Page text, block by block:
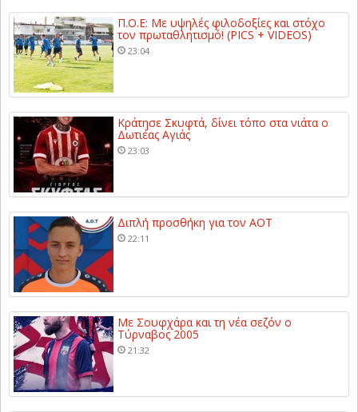
Π.Ο.Ε: Με υψηλές φιλοδοξίες και στόχο
τον πρωταθλητισμό! (PICS + VIDEOS)
23:04
Κράτησε Σκυφτά, δίνει τόπο στα νιάτα ο
Δωτιέας Αγιάς
23:03
Διπλή προσθήκη για τον ΑΟΤ
22:11
Με Σουφχάρα και τη νέα σεζόν ο
Τύρναβος 2005
21:32